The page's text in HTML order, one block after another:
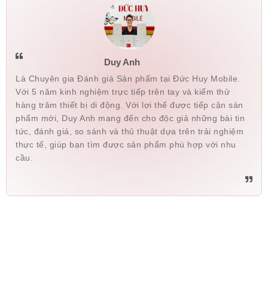
Duy Anh
Là Chuyên gia Đánh giá Sản phẩm tại Đức Huy Mobile.
Với 5 năm kinh nghiệm trực tiếp trên tay và kiểm thử
hàng trăm thiết bị di động. Với lợi thế được tiếp cận sản
phẩm mới, Duy Anh mang đến cho độc giả những bài tin
tức, đánh giá, so sánh và thủ thuật dựa trên trải nghiệm
thực tế, giúp bạn tìm được sản phẩm phù hợp với nhu
cầu.